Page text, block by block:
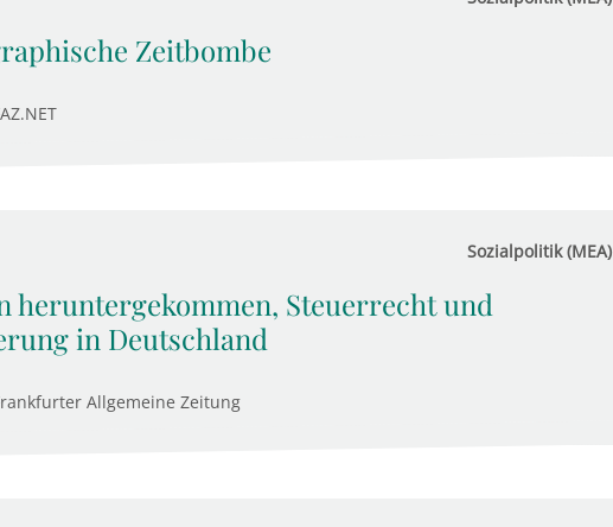
Zeitbombe
Sozialpolitik (MEA)
heruntergekommen, Steuerrecht und
in Deutschland
Allgemeine Zeitung